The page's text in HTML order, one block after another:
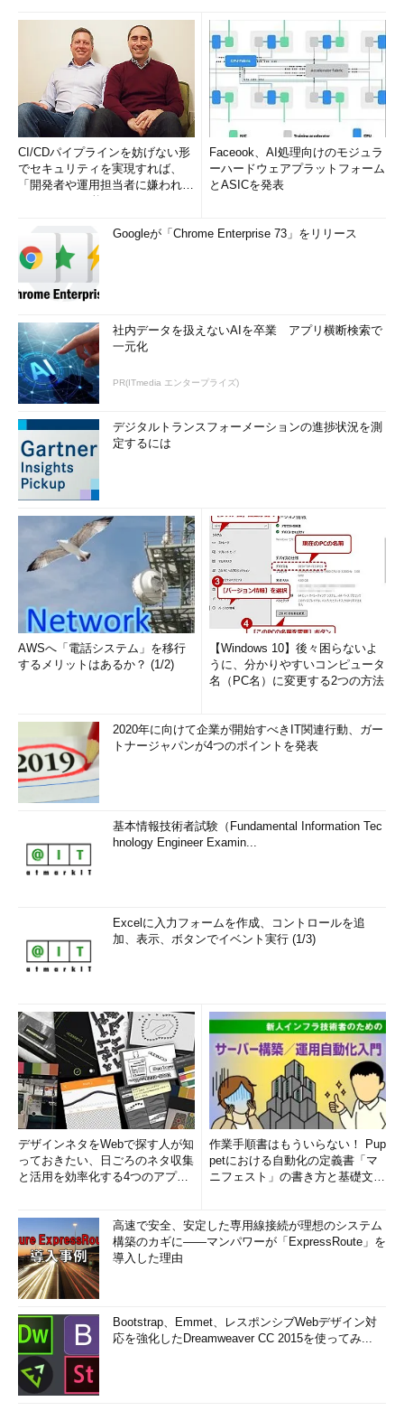
CI/CDパイプラインを妨げない形
でセキュリティを実現すれば、
「開発者や運用担当者に嫌われな
Faceook、AI処理向けのモジュラ
ーハードウェアプラットフォーム
とASICを発表
Googleが「Chrome Enterprise 73」をリリース
社内データを扱えないAIを卒業 アプリ横断検索で
一元化
PR(ITmedia エンタープライズ)
デジタルトランスフォーメーションの進捗状況を測
定するには
AWSへ「電話システム」を移行
するメリットはあるか？ (1/2)
【Windows 10】後々困らないよ
うに、分かりやすいコンピュータ
名（PC名）に変更する2つの方法
2020年に向けて企業が開始すべきIT関連行動、ガー
トナージャパンが4つのポイントを発表
基本情報技術者試験（Fundamental Information Tec
hnology Engineer Examin...
Excelに入力フォームを作成、コントロールを追
加、表示、ボタンでイベント実行 (1/3)
デザインネタをWebで探す人が知
っておきたい、日ごろのネタ収集
と活用を効率化する4つのアプリ
作業手順書はもういらない！ Pup
petにおける自動化の定義書「マ
ニフェスト」の書き方と基礎文法
高速で安全、安定した専用線接続が理想のシステム
構築のカギに――マンパワーが「ExpressRoute」を
導入した理由
Bootstrap、Emmet、レスポンシブWebデザイン対
応を強化したDreamweaver CC 2015を使ってみ...